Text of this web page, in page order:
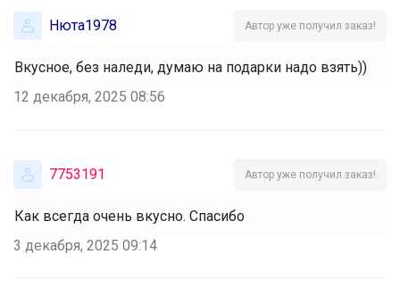
Нюта1978 Автор уже получил заказ!
Вкусное, без наледи, думаю на подарки надо взять))
12 декабря, 2025 08:56
7753191 Автор уже получил заказ!
Как всегда очень вкусно. Спасибо
3 декабря, 2025 09:14